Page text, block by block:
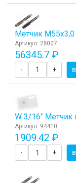
Метчик
Артикул: 28007
56345.7 ₽
- +
W 3/16"
Артикул: 94410
1909.42 ₽
- +